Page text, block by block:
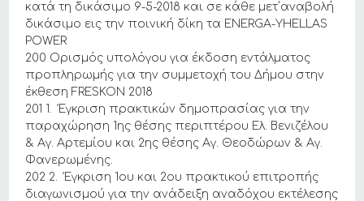
κατά τη δικάσιμο 9-5-2018 και σε κάθε μετ΄αναβολή
δικάσιμο εις την ποινική δίκη τα ENERGA-YHELLAS
POWER
200 Ορισμός υπολόγου για έκδοση εντάλματος
προπληρωμής για την συμμετοχή του Δήμου στην
έκθεση FRESKON 2018
201 1. Έγκριση πρακτικών δημοπρασίας για την
παραχώρηση 1ης θέσης περιπτέρου Ελ. Βενιζέλου
& Αγ. Αρτεμίου και 2ης θέσης Αγ. Θεοδώρων & Αγ.
Φανερωμένης.
202 2. Έγκριση 1ου και 2ου πρακτικού επιτροπής
διαγωνισμού για την ανάδειξη αναδόχου εκτέλεσης